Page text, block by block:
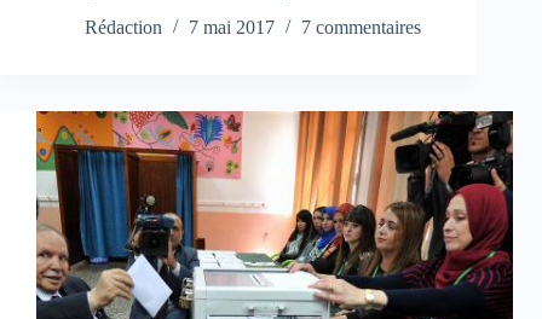
Rédaction
7 mai 2017 7 commentaires